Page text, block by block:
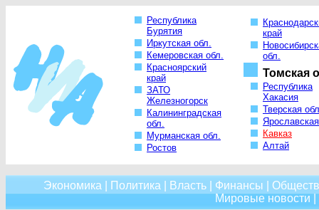
Республика
Бурятия
Иркутская обл.
Кемеровская обл.
Красноярский
край
ЗАТО
Железногорск
Калининградская
обл.
Мурманская обл.
Ростов
край
обл.
Томская
Республика
Хакасия
Тверская
Кавказ
Алтай
Экономика Политика Власть| Финансы
Мировые новости